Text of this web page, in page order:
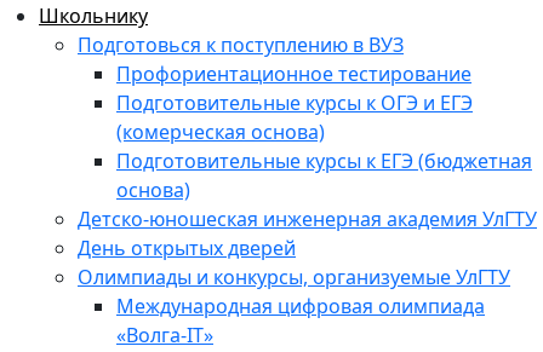
Школьнику
Подготовься к поступлению в ВУЗ
Профориентационное тестирование
Подготовительные курсы к ОГЭ и ЕГЭ
(комерческая основа)
Подготовительные курсы к ЕГЭ (бюджетная
основа)
Детско-юношеская инженерная академия УлГТУ
День открытых дверей
Олимпиады и конкурсы, организуемые УлГТУ
Международная цифровая олимпиада
«Волга-IT»